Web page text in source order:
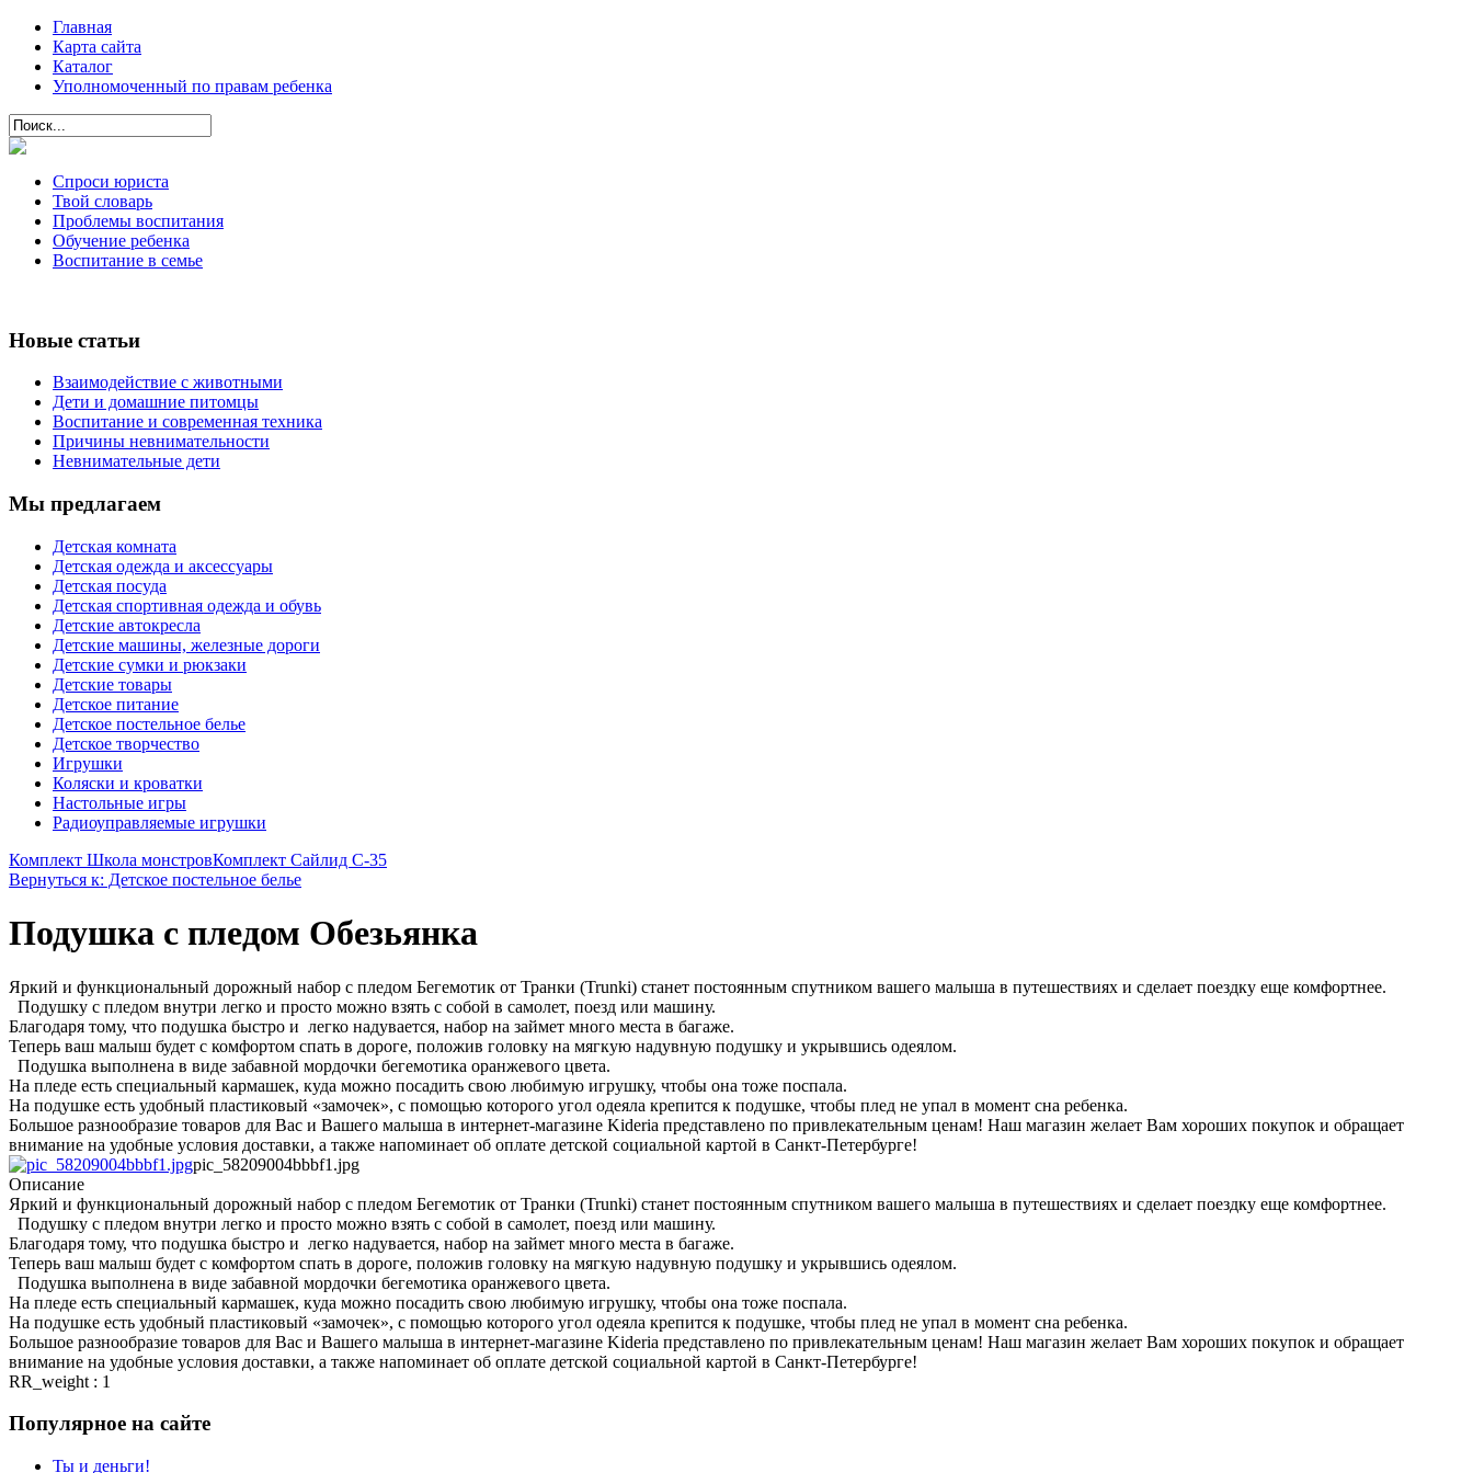
Главная
Карта сайта
Каталог
Уполномоченный по правам ребенка
Спроси юриста
Твой словарь
Проблемы воспитания
Обучение ребенка
Воспитание в семье
Новые статьи
Взаимодействие с животными
Дети и домашние питомцы
Воспитание и современная техника
Причины невнимательности
Невнимательные дети
Мы предлагаем
Детская комната
Детская одежда и аксессуары
Детская посуда
Детская спортивная одежда и обувь
Детские автокресла
Детские машины, железные дороги
Детские сумки и рюкзаки
Детские товары
Детское питание
Детское постельное белье
Детское творчество
Игрушки
Коляски и кроватки
Настольные игры
Радиоуправляемые игрушки
Комплект Школа монстровКомплект Сайлид С-35
Вернуться к: Детское постельное белье
Подушка с пледом Обезьянка
Яркий и функциональный дорожный набор с пледом Бегемотик от Транки (Trunki) станет постоянным спутником вашего малыша в путешествиях и сделает поездку еще комфортнее.
Подушку с пледом внутри легко и просто можно взять с собой в самолет, поезд или машину.
Благодаря тому, что подушка быстро и легко надувается, набор на займет много места в багаже.
Теперь ваш малыш будет с комфортом спать в дороге, положив головку на мягкую надувную подушку и укрывшись одеялом.
Подушка выполнена в виде забавной мордочки бегемотика оранжевого цвета.
На пледе есть специальный кармашек, куда можно посадить свою любимую игрушку, чтобы она тоже поспала.
На подушке есть удобный пластиковый «замочек», с помощью которого угол одеяла крепится к подушке, чтобы плед не упал в момент сна ребенка.
Большое разнообразие товаров для Вас и Вашего малыша в интернет-магазине Kideria представлено по привлекательным ценам! Наш магазин желает Вам хороших покупок и обращает
внимание на удобные условия доставки, а также напоминает об оплате детской социальной картой в Санкт-Петербурге!
pic_58209004bbbf1.jpg
Описание
Яркий и функциональный дорожный набор с пледом Бегемотик от Транки (Trunki) станет постоянным спутником вашего малыша в путешествиях и сделает поездку еще комфортнее.
Подушку с пледом внутри легко и просто можно взять с собой в самолет, поезд или машину.
Благодаря тому, что подушка быстро и легко надувается, набор на займет много места в багаже.
Теперь ваш малыш будет с комфортом спать в дороге, положив головку на мягкую надувную подушку и укрывшись одеялом.
Подушка выполнена в виде забавной мордочки бегемотика оранжевого цвета.
На пледе есть специальный кармашек, куда можно посадить свою любимую игрушку, чтобы она тоже поспала.
На подушке есть удобный пластиковый «замочек», с помощью которого угол одеяла крепится к подушке, чтобы плед не упал в момент сна ребенка.
Большое разнообразие товаров для Вас и Вашего малыша в интернет-магазине Kideria представлено по привлекательным ценам! Наш магазин желает Вам хороших покупок и обращает
внимание на удобные условия доставки, а также напоминает об оплате детской социальной картой в Санкт-Петербурге!
RR_weight : 1
Популярное на сайте
Ты и деньги!